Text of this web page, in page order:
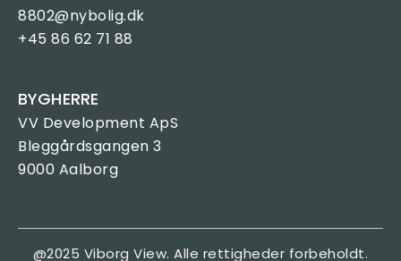
8802@nybolig.dk
+45 86 62 71 88
BYGHERRE
VV Development ApS
Bleggårdsgangen 3
9000 Aalborg
@2025 Viborg View. Alle rettigheder forbeholdt.